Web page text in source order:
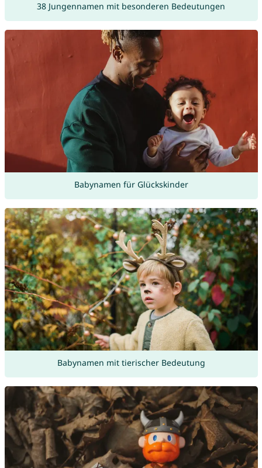
38 Jungennamen mit besonderen Bedeutungen
Babynamen für Glückskinder
Babynamen mit tierischer Bedeutung